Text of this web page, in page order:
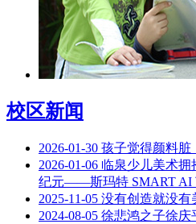
校区新闻
2026-01-30 孩子觉得颜料脏
2026-01-06 临泉少儿美术
纪元——斯玛特 SMART AI
2025-11-05 没有创造就没有
2024-08-05 徐悲鸿之子徐庆